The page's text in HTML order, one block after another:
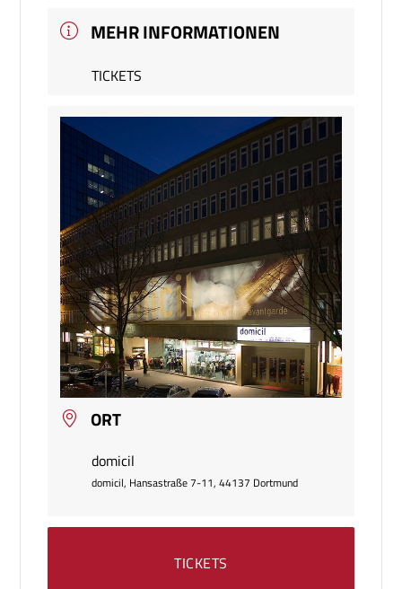
MEHR INFORMATIONEN
TICKETS
ORT
domicil
domicil, Hansastraße 7-11, 44137 Dortmund
TICKETS